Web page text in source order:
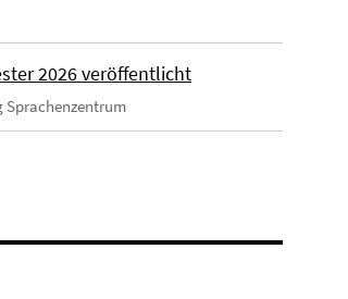
2026 veröffentlicht